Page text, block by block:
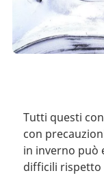
Tutti questi
con
in inverno può
difficili rispetto